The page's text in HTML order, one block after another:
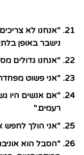
"אנחנו לא
נישבר באופן
"אנחנו גדולים
"אני פשוט
"אם אנשים היו
רעמים."
"אני הולך לחפש
"הסבל הוא